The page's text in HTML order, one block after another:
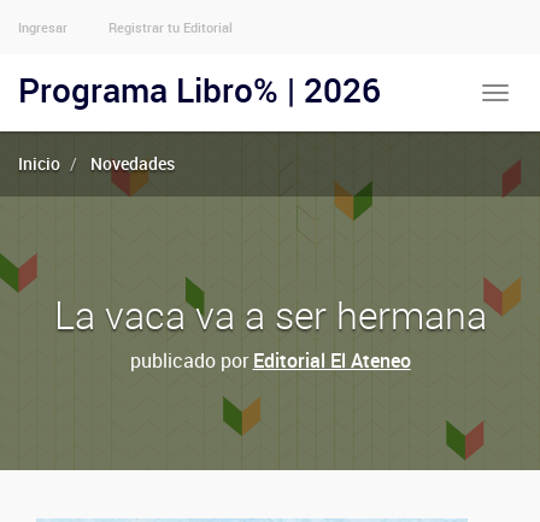
Menu
Usuarios
Anónimos
Ingresar Registrar tu Editorial
Toggle
Programa Libro% | 2026
Inicio Novedades
La vaca va a ser hermana
publicado porEditorial El Ateneo